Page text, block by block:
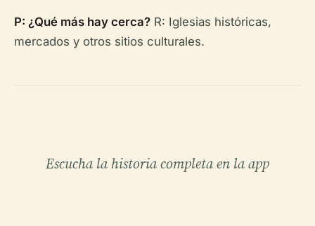
P: ¿Qué más hay cerca? R: Iglesias históricas,
mercados y otros sitios culturales.
Escucha la historia completa en la app